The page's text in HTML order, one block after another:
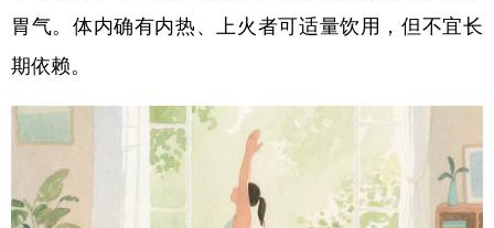
胃气。体内确有内热、上火者可适量饮用，但不宜长
期依赖。